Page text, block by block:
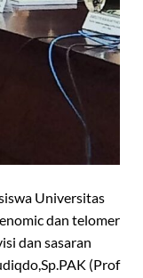
Universitas
dan telomer
dan sasaran
(Prof